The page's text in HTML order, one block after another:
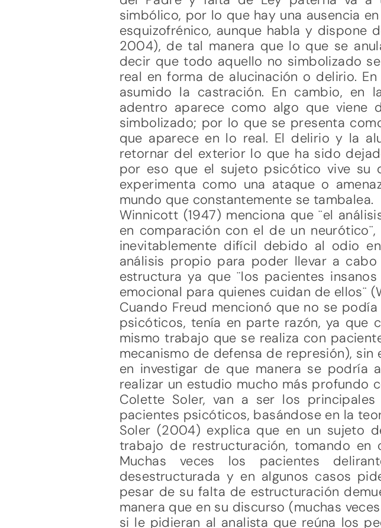
simbólico, por lo que hay una ausencia
esquizofrénico, aunque habla y dispone
2004), de tal manera que lo que se
decir que todo aquello no simbolizado
real en forma de alucinación o delirio.
asumido la castración. En cambio, en
adentro aparece como algo que viene
simbolizado; por lo que se presenta
que aparece en lo real. El delirio y la
retornar del exterior lo que ha sido
por eso que el sujeto psicótico vive su
experimenta como una ataque o
mundo que constantemente se tambalea.
Winnicott (1947) menciona que ¨el
en comparación con el de un
inevitablemente difícil debido al odio
análisis propio para poder llevar a
estructura ya que ¨los pacientes
emocional para quienes cuidan de ellos¨
Cuando Freud mencionó que no se
psicóticos, tenía en parte razón, ya que
mismo trabajo que se realiza con
mecanismo de defensa de represión),
en investigar de que manera se podría
realizar un estudio mucho más profundo
Colette Soler, van a ser los
pacientes psicóticos, basándose en la
Soler (2004) explica que en un sujeto
trabajo de restructuración, tomando
Muchas veces los pacientes
desestructurada y en algunos casos
pesar de su falta de estructuración
manera que en su discurso (muchas
si le pidieran al analista que reúna los